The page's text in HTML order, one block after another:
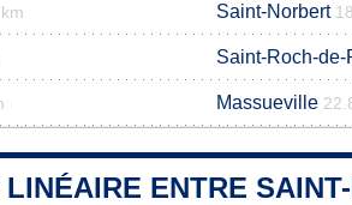
Saint-Norbert
Saint-Roch-
Massueville
LINÉAIRE ENTRE